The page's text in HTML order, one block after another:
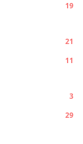
19
21
11
3
29